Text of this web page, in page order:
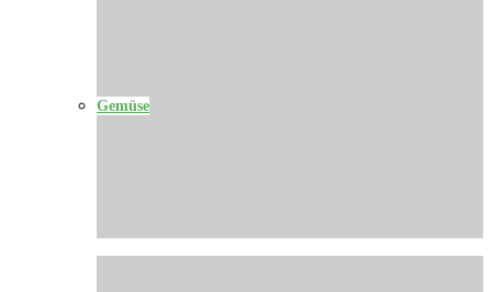
Gemüse